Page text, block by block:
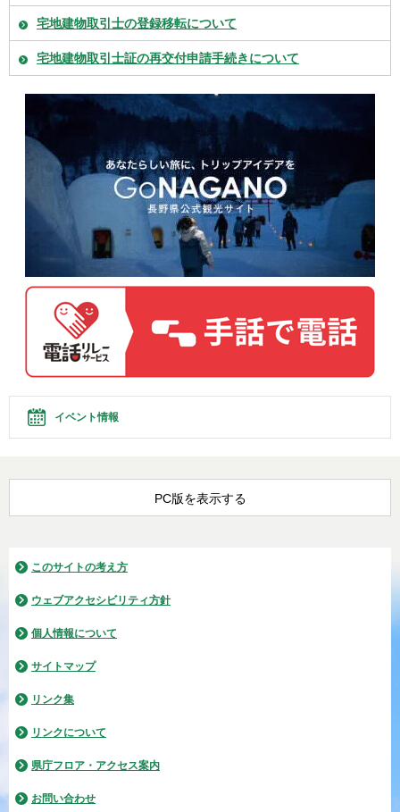
宅地建物取引士の登録移転について
宅地建物取引士証の再交付申請手続きについて
イベント情報
PC版を表示する
このサイトの考え方
ウェブアクセシビリティ方針
個人情報について
サイトマップ
リンク集
リンクについて
県庁フロア・アクセス案内
お問い合わせ